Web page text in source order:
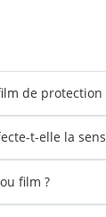
de protection
t-elle la
film ?